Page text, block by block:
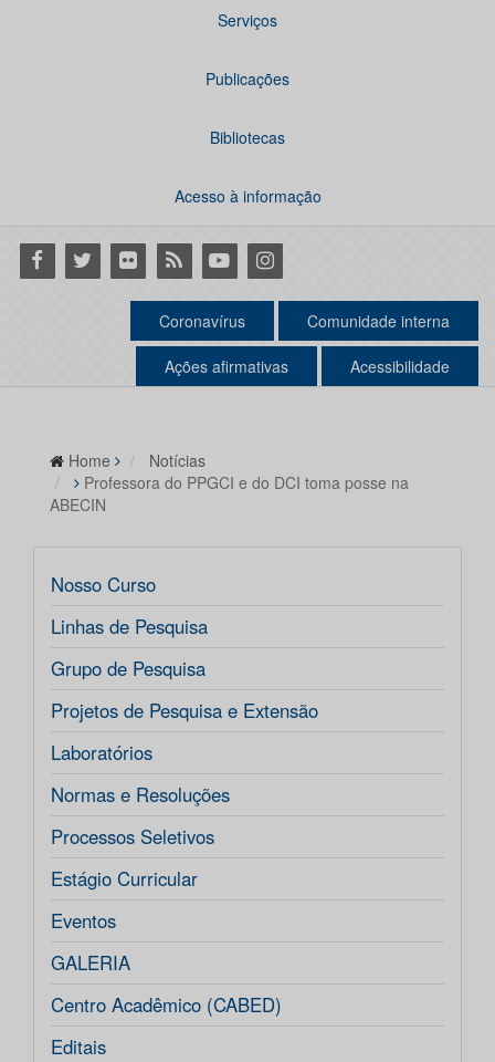
Serviços
Publicações
Bibliotecas
Acesso à informação
Facebook
Twitter Flickr RSS YoutubeInstagram
Coronavírus Comunidade interna
Ações afirmativas Acessibilidade
Home
Notícias
Professora do PPGCI e do DCI toma posse na
ABECIN
Nosso Curso
Linhas de Pesquisa
Grupo de Pesquisa
Projetos de Pesquisa e Extensão
Laboratórios
Normas e Resoluções
Processos Seletivos
Estágio Curricular
Eventos
GALERIA
Centro Acadêmico (CABED)
Editais